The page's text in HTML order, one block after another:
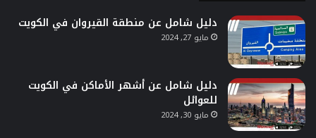
دليل شامل عن منطقة القيروان في الكويت
مايو 27, 2024
دليل شامل عن أشهر الأماكن في الكويت
للعوائل
مايو 30, 2024